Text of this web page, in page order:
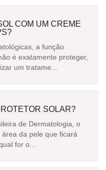
COM UM CREME
a função
é exatamente proteger,
um tratame...
SOLAR?
de Dermatologia, o
da pele que ficará
for o...